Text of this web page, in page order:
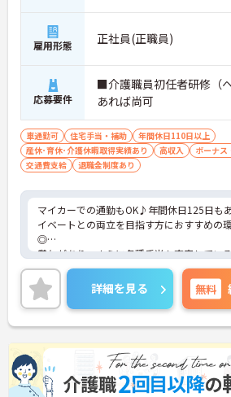
雇用形態 正社員(正職員)
応募要件
■介護職員初任者研修（
あれば尚可
車通勤可 住宅手当・補助
年間休日110日以上
産休･育休･介護休暇取得実績あり
高収入 ボーナス
交通費支給
退職金制度あり
マイカーでの通勤もOK♪年間休日125日も
イベートとの両立を目指す方におすすめの
◎
賞与があり、さらに各種手当も充実してい
しいポイントです◎
ご興味ある方には、面接対策ポイントなど、
詳細をお話しいたしますのでお気軽にご相
い！
詳細を見る 無料